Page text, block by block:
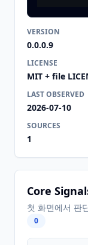
VERSION
0.0.0.9
LICENSE
MIT + file
LAST OBSERVED
2026-07-10
SOURCES
1
Core
첫 화면에서 판
0